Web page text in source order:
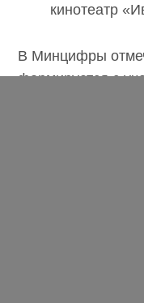
кинотеатр
В Минцифры
формируется с